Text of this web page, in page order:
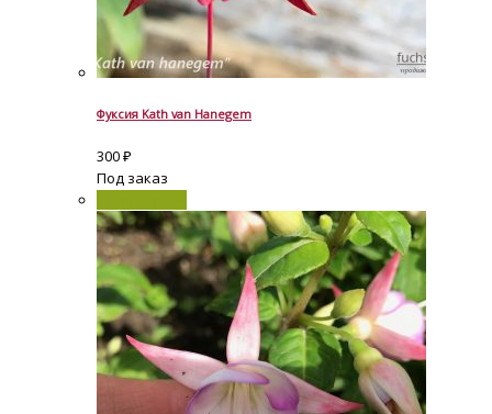
Фуксия Kath van Hanegem
300₽
Под заказ